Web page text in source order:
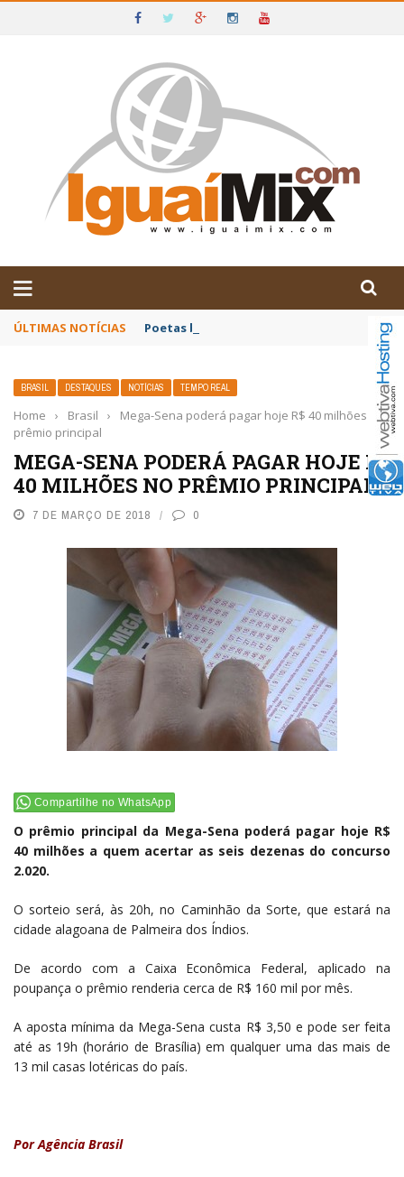
IGUAÍ E SUDOESTE DA BAHIA
ÚLTIMAS NOTÍCIAS Poetas baianos representam o Brasil no
BRASIL DESTAQUES NOTÍCIAS TEMPO REAL
Home › Brasil ›
Mega-Sena poderá pagar hoje R$ 40 milhões no
prêmio principal
MEGA-SENA PODERÁ PAGAR HOJE R$
40 MILHÕES NO PRÊMIO PRINCIPAL
7 DE MARÇO DE 2018 0
Compartilhe no WhatsApp
O prêmio principal da Mega-Sena poderá pagar hoje R$
40 milhões a quem acertar as seis dezenas do concurso
2.020.
O sorteio será, às 20h, no Caminhão da Sorte, que estará na
cidade alagoana de Palmeira dos Índios.
De acordo com a Caixa Econômica Federal, aplicado na
poupança o prêmio renderia cerca de R$ 160 mil por mês.
A aposta mínima da Mega-Sena custa R$ 3,50 e pode ser feita
até as 19h (horário de Brasília) em qualquer uma das mais de
13 mil casas lotéricas do país.
Por Agência Brasil